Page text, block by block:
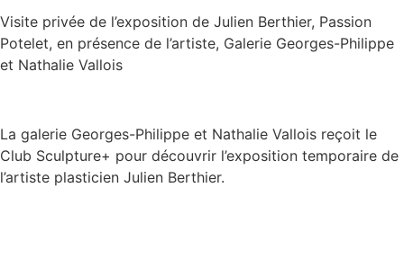
Visite privée de l’exposition de Julien Berthier, Passion
Potelet, en présence de l’artiste, Galerie Georges-Philippe
et Nathalie Vallois
La galerie Georges-Philippe et Nathalie Vallois reçoit le
Club Sculpture+ pour découvrir l’exposition temporaire de
l’artiste plasticien Julien Berthier.